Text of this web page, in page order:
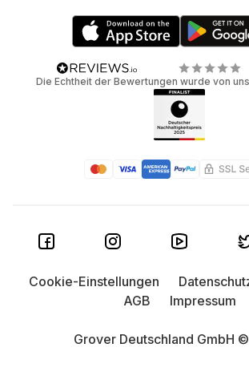
Die Echtheit der Bewertungen wurde von
Grover Deutschland GmbH
Cookie-Einstellungen
AGB
Impressum